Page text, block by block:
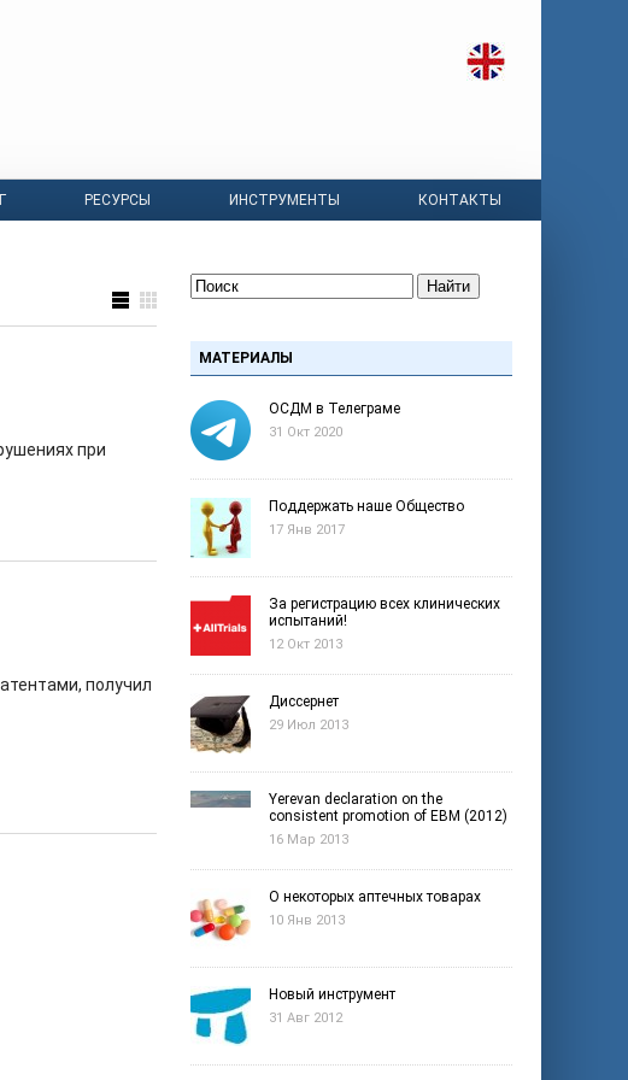
РЕСУРСЫ ИНСТРУМЕНТЫ КОНТАКТЫ
при
получил
Найти
МАТЕРИАЛЫ
ОСДМ в Телеграме
31 Окт 2020
Поддержать наше Общество
17 Янв 2017
За регистрацию всех клинических
испытаний!
12 Окт 2013
Диссернет
29 Июл 2013
Yerevan declaration on the
consistent promotion of EBM (2012)
16 Мар 2013
О некоторых аптечных товарах
10 Янв 2013
Новый инструмент
31 Авг 2012